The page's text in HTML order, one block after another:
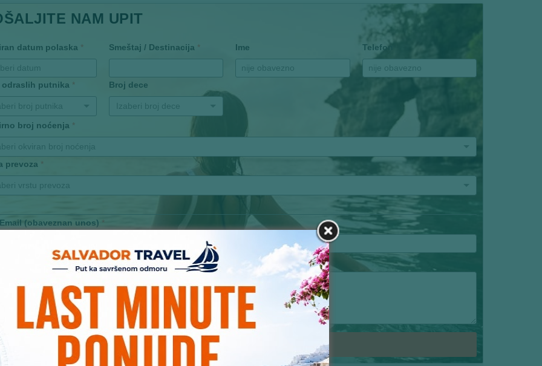
NAM UPIT
datum polaska * Smeštaj / Destinacija * Ime Telefon
odraslih putnika *
broj putnika
Broj dece
Izaberi broj dece
broj noćenja *
okviran broj noćenja
prevoza *
vrstu prevoza
(obaveznan unos) *
/ napomena:
Pošalji